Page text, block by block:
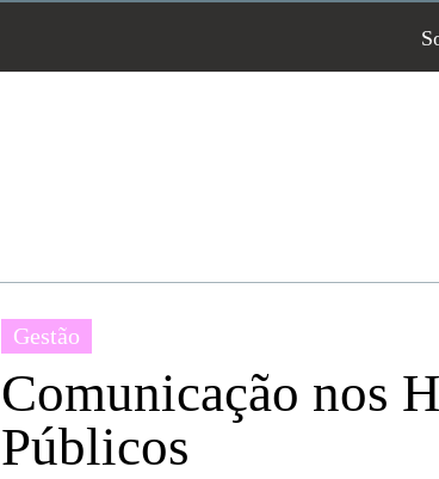
Gestão
Comunicação nos
Públicos